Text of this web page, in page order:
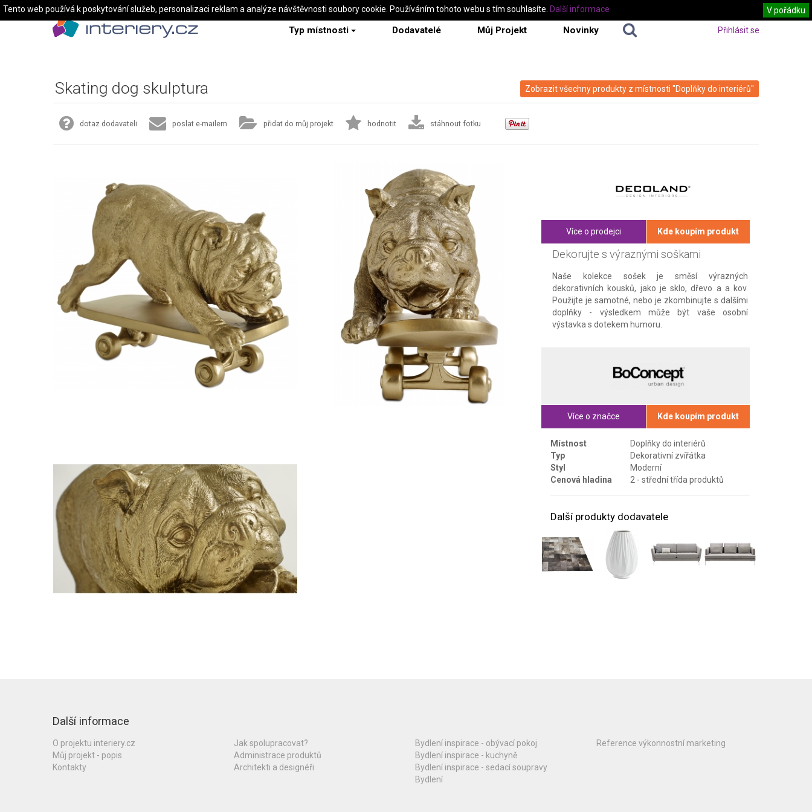
Typ místnosti Dodavatelé Můj Projekt Novinky Přihlásit se
Zobrazit všechny produkty z místnosti "Doplňky do interiérů"
Skating dog skulptura
dotaz dodavateli poslat e-mailem přidat do můj projekt hodnotit stáhnout fotku
Více o prodejci Kde koupím produkt
Dekorujte s výraznými soškami
Naše kolekce sošek je směsí výrazných
dekorativních kousků, jako je sklo, dřevo a a kov.
Použijte je samotné, nebo je zkombinujte s dalšími
doplňky - výsledkem může být vaše osobní
výstavka s dotekem humoru.
Více o značce Kde koupím produkt
Místnost
Doplňky do interiérů
Typ
Dekorativní zvířátka
Styl
Moderní
Cenová hladina
2 - střední třída produktů
Další produkty dodavatele
Další informace
O projektu interiery.cz
Můj projekt - popis
Kontakty
Jak spolupracovat?
Administrace produktů
Architekti a designéři
Bydlení inspirace - obývací pokoj
Bydlení inspirace - kuchyně
Bydlení inspirace - sedací soupravy
Bydlení
Reference výkonnostní marketing
Tento web používá k poskytování služeb, personalizaci reklam a analýze návštěvnosti soubory cookie. Používáním tohoto webu s tím souhlasíte. V pořádku
Další informace